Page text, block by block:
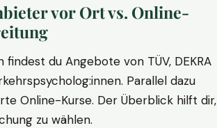
vor Ort vs. Online-
findest du Angebote von TÜV, DEKRA
Parallel dazu
Online-Kurse. Der Überblick hilft dir,
zu wählen.